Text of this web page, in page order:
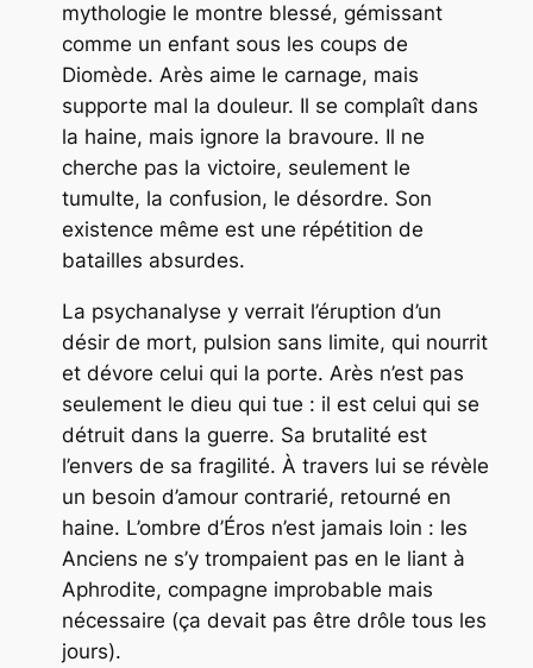
mythologie le montre blessé, gémissant
comme un enfant sous les coups de
Diomède. Arès aime le carnage, mais
supporte mal la douleur. Il se complaît dans
la haine, mais ignore la bravoure. Il ne
cherche pas la victoire, seulement le
tumulte, la confusion, le désordre. Son
existence même est une répétition de
batailles absurdes.
La psychanalyse y verrait l’éruption d’un
désir de mort, pulsion sans limite, qui nourrit
et dévore celui qui la porte. Arès n’est pas
seulement le dieu qui tue : il est celui qui se
détruit dans la guerre. Sa brutalité est
l’envers de sa fragilité. À travers lui se révèle
un besoin d’amour contrarié, retourné en
haine. L’ombre d’Éros n’est jamais loin : les
Anciens ne s’y trompaient pas en le liant à
Aphrodite, compagne improbable mais
nécessaire (ça devait pas être drôle tous les
jours).